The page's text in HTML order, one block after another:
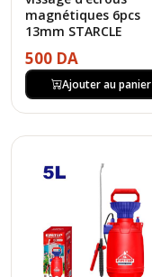
magnétiques 6pcs
13mm STARCLE
500 DA
Ajouter au panier